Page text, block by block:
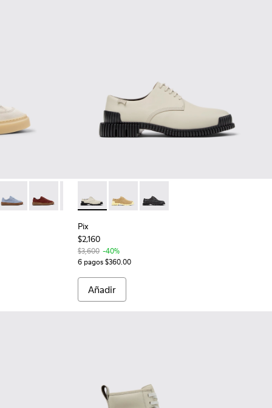
- Zapatillas de piel de serraje beige para mujer.
012
- K201907-010
Twentyfive - K201907-008
Runner Twentyfive - K201907-007
Runner Twentyfive - K201907-005
Runner Twentyfive - K201907-002
Pix - K201851-003 - Zapatos de piel gris
Pix - K201851-007
Pix - K201851-001
Pix
$2,160
$3,600 -40%
6 pagos $360.00
Añadir